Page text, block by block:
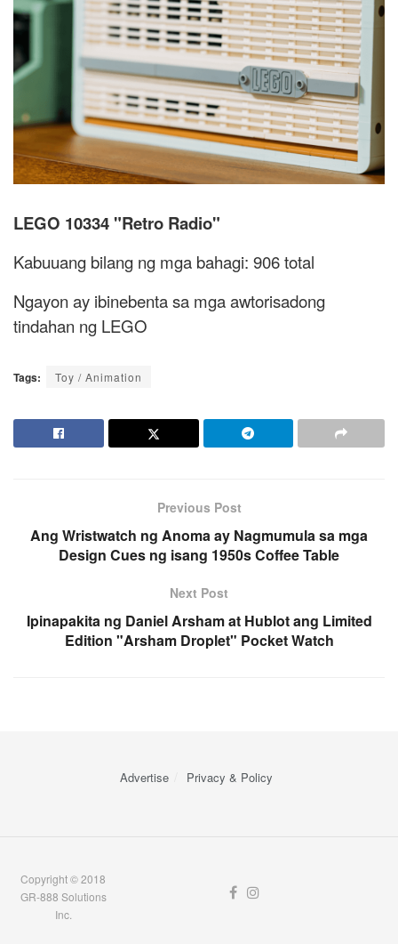
LEGO 10334 "Retro Radio"
Kabuuang bilang ng mga bahagi: 906 total
Ngayon ay ibinebenta sa mga awtorisadong
tindahan ng LEGO
Tags: Toy / Animation
Previous Post
Ang Wristwatch ng Anoma ay Nagmumula sa mga
Design Cues ng isang 1950s Coffee Table
Next Post
Ipinapakita ng Daniel Arsham at Hublot ang Limited
Edition "Arsham Droplet" Pocket Watch
Advertise Privacy & Policy
Copyright © 2018
GR-888 Solutions
Inc.